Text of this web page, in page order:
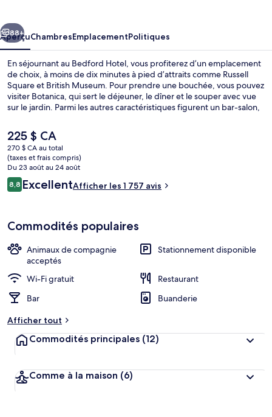
Suivant
88+
AperçuChambresEmplacementPolitiques
En séjournant au Bedford Hotel, vous profiterez d’un emplacement
de choix, à moins de dix minutes à pied d’attraits comme Russell
Square et British Museum. Pour prendre une bouchée, vous pouvez
visiter Botanica, qui sert le déjeuner, le dîner et le souper avec vue
sur le jardin. Parmi les autres caractéristiques figurent un bar-salon,
central pour les sites touristiques, mais aussi pour la proximité au
transport en commun : Station de métro Russell Square est
à 4 minutes à pied et Station de métro Holborn, à 6 minutes à pied.
Le
prix
actuel
est
de 225 $ CA
225 $ CA
270 $ CA au total
(taxes et frais compris)
Du 23 août au 24 août
Avis
8,88,8 sur 10 –
ExcellentAfficher les 1 757 avis
Commodités populaires
Animaux de compagnie
acceptés
Stationnement disponible
Wi-Fi gratuit
Restaurant
Bar
Buanderie
Afficher tout
Commodités principales (12)
Comme à la maison (6)